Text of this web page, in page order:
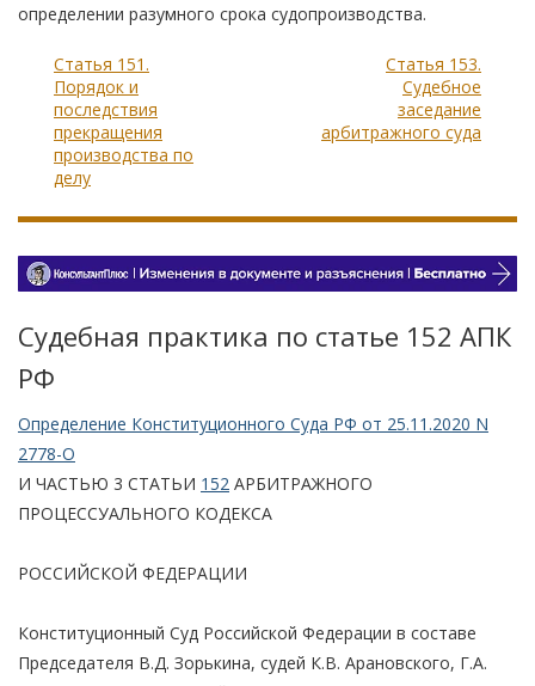
определении разумного срока судопроизводства.
Статья 151.
Порядок и
последствия
прекращения
производства по
делу
Статья 153.
Судебное
заседание
арбитражного суда
Судебная практика по статье 152 АПК
РФ
Определение Конституционного Суда РФ от 25.11.2020 N
2778-О
И ЧАСТЬЮ 3 СТАТЬИ 152 АРБИТРАЖНОГО
ПРОЦЕССУАЛЬНОГО КОДЕКСА
РОССИЙСКОЙ ФЕДЕРАЦИИ
Конституционный Суд Российской Федерации в составе
Председателя В.Д. Зорькина, судей К.В. Арановского, Г.А.